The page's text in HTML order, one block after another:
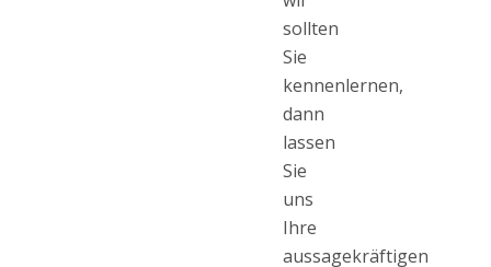
sollten
Sie
kennenlernen,
dann
lassen
Sie
uns
Ihre
aussagekräftigen